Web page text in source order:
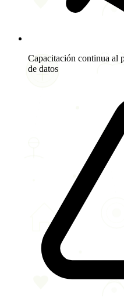
Capacitación continua al
de datos